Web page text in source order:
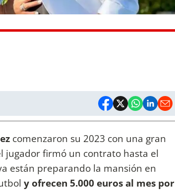
comenzaron su 2023 con una gran
jugador firmó un contrato hasta el
están preparando la mansión en
y ofrecen 5.000 euros al mes por